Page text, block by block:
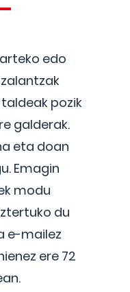
edo
pozik
galderak.
eta doan
Emagin
modu
du
e-mailez
ere 72